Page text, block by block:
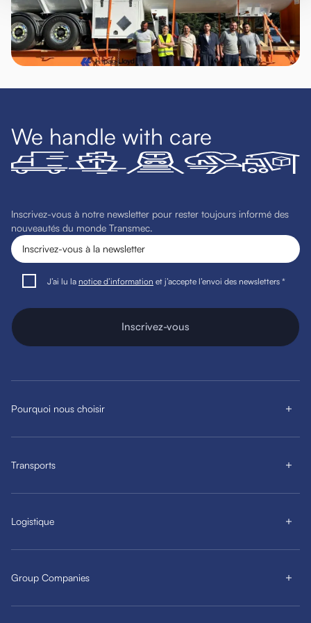
We handle with care
Inscrivez-vous à notre newsletter pour rester toujours informé des
nouveautés du monde Transmec.
J’ai lu la notice d’information et j’accepte l’envoi des newsletters *
Inscrivez-vous
Pourquoi nous choisir
Transports
Logistique
Group Companies